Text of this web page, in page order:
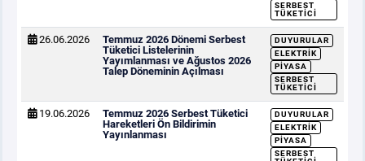
SERBEST
TÜKETICI
26.06.2026
Temmuz 2026 Dönemi Serbest
Tüketici Listelerinin
Yayımlanması ve Ağustos 2026
Talep Döneminin Açılması
DUYURULAR
ELEKTRIK
PIYASA
SERBEST
TÜKETICI
19.06.2026
Temmuz 2026 Serbest Tüketici
Hareketleri Ön Bildirimin
Yayınlanması
DUYURULAR
ELEKTRIK
PIYASA
SERBEST